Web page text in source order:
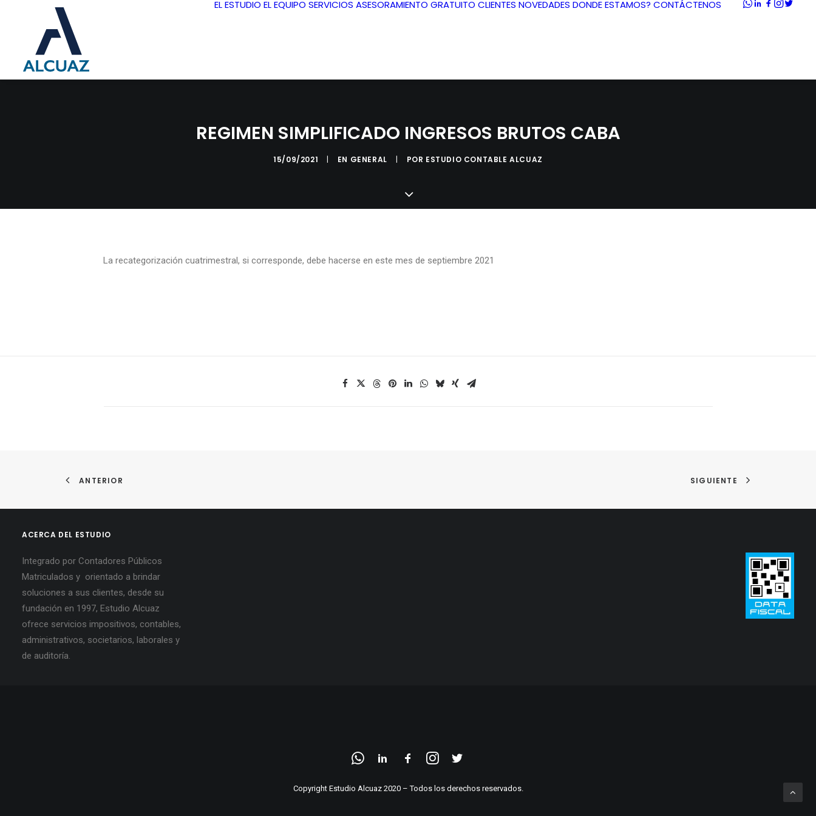
EL ESTUDIO EL EQUIPO SERVICIOS ASESORAMIENTO GRATUITO CLIENTES NOVEDADES DONDE ESTAMOS? CONTÁCTENOS
REGIMEN SIMPLIFICADO INGRESOS BRUTOS CABA
15/09/2021 | EN GENERAL | POR ESTUDIO CONTABLE ALCUAZ
La recategorización cuatrimestral, si corresponde, debe hacerse en este mes de septiembre 2021
ANTERIOR SIGUIENTE
ACERCA DEL ESTUDIO
Integrado por Contadores Públicos
Matriculados y orientado a brindar
soluciones a sus clientes, desde su
fundación en 1997, Estudio Alcuaz
ofrece servicios impositivos, contables,
administrativos, societarios, laborales y
de auditoría.
Copyright Estudio Alcuaz 2020 – Todos los derechos reservados.